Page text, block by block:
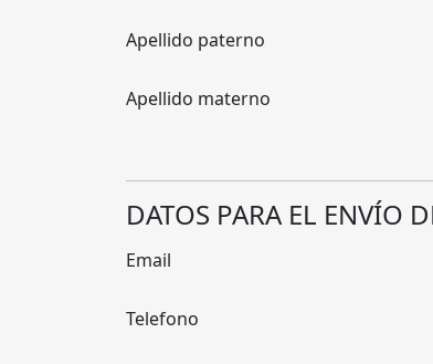
Apellido paterno
Apellido materno
DATOS PARA EL ENVÍO
Email
Telefono